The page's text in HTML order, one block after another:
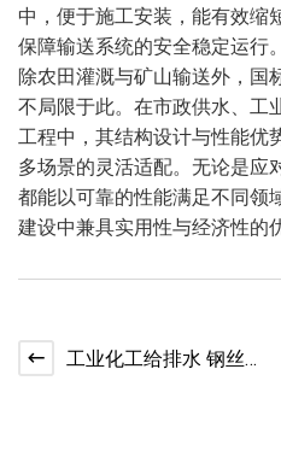
中，便于施工安装，能有效缩
保障输送系统的安全稳定运行。
除农田灌溉与矿山输送外，国
不局限于此。在市政供水、工
工程中，其结构设计与性能优
多场景的灵活适配。无论是应
都能以可靠的性能满足不同领
建设中兼具实用性与经济性的
工业化工给排水 钢丝